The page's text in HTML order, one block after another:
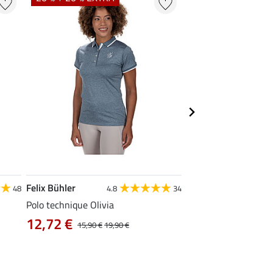
48 Felix Bühler 4.8 34
Polo technique Olivia
15,90 €19,90 €
12,72 €